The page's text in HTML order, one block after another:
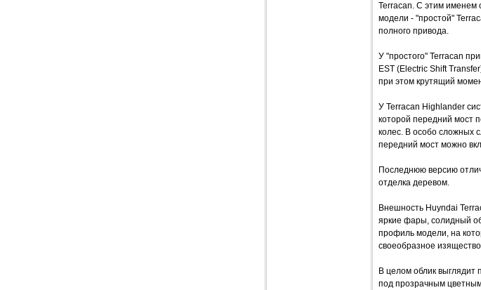
Terracan. С этим именем
модели - "простой"
полного привода.
У "простого" Terracan
EST (Electric Shift
при этом крутящий
У Terracan Highlander
которой передний мост
колес. В особо сложных
передний мост можно
Последнюю версию
отделка деревом.
Внешность Huyndai
яркие фары, солидный
профиль модели, на
своеобразное
В целом облик
под прозрачным